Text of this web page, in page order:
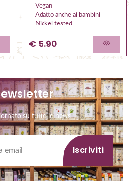
Vegan
Adatto anche ai bambini
Nickel tested
€ 5.90
su tutte le news
Iscriviti